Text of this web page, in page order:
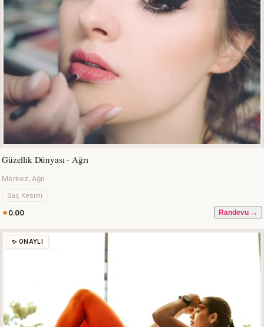
Güzellik Dünyası - Ağrı
Merkez, Ağrı
Saç Kesimi
0.00 Randevu →
✨ ONAYLI